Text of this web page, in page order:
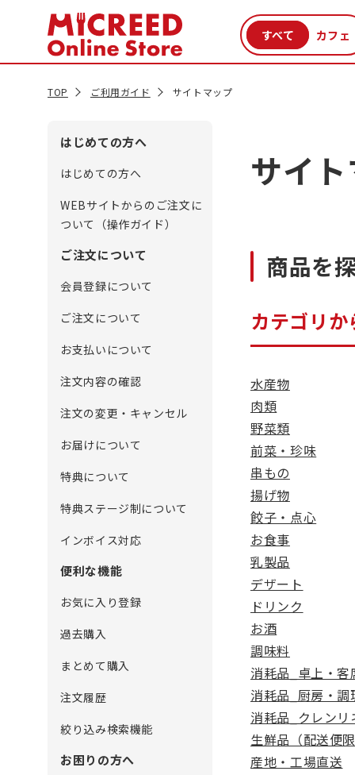
TOP ご利用ガイド サイトマップ
サイ
商品を
カテゴリ
水産物
肉類
野菜類
前菜・珍味
串もの
揚げ物
餃子・点心
お食事
乳製品
デザート
ドリンク
お酒
調味料
消耗品_卓上・客
消耗品_厨房・調
消耗品_クレンリ
生鮮品（配送便
産地・工場直送
はじめての方へ
はじめての方へ
WEBサイトからのご注文に
ついて（操作ガイド）
ご注文について
会員登録について
ご注文について
お支払いについて
注文内容の確認
注文の変更・キャンセル
お届けについて
特典について
特典ステージ制について
インボイス対応
便利な機能
お気に入り登録
過去購入
まとめて購入
注文履歴
絞り込み検索機能
お困りの方へ